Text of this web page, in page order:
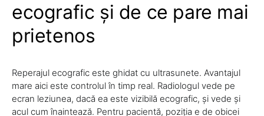
ecografic și de ce pare mai
prietenos
Reperajul ecografic este ghidat cu ultrasunete. Avantajul
mare aici este controlul în timp real. Radiologul vede pe
ecran leziunea, dacă ea este vizibilă ecografic, și vede și
acul cum înaintează. Pentru pacientă, poziția e de obicei